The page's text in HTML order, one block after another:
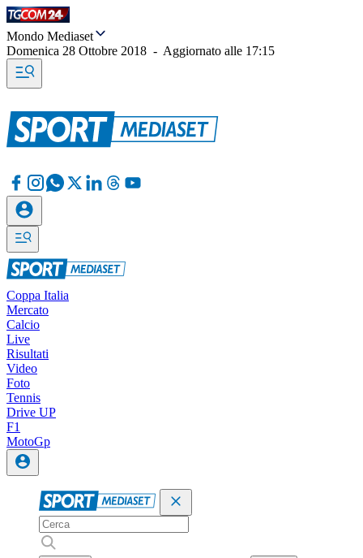
Mondo Mediaset
Domenica 28 Ottobre 2018 - Aggiornato alle 17:15
Coppa Italia
Mercato
Calcio
Live
Risultati
Video
Foto
Tennis
Drive UP
F1
MotoGp